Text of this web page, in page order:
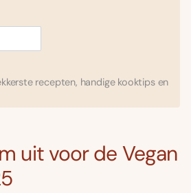
recepten, handige kooktips en
uit voor de Vegan